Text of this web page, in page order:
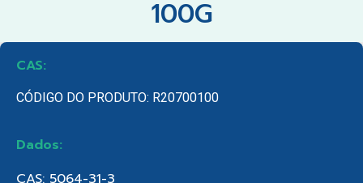
100G
CAS:
CÓDIGO DO PRODUTO: R20700100
Dados:
CAS: 5064-31-3